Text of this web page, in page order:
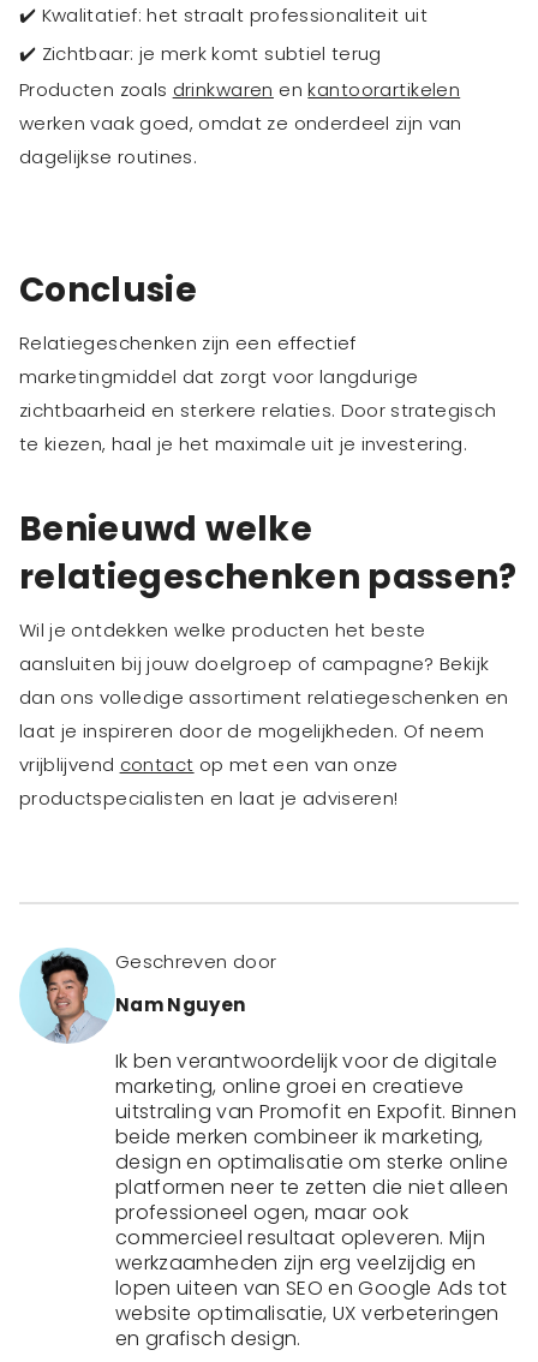
✔️ Kwalitatief: het straalt professionaliteit uit
✔️ Zichtbaar: je merk komt subtiel terug
Producten zoals drinkwaren enkantoorartikelen
werken vaak goed, omdat ze onderdeel zijn van
dagelijkse routines.
Conclusie
Relatiegeschenken zijn een effectief
marketingmiddel dat zorgt voor langdurige
zichtbaarheid en sterkere relaties. Door strategisch
te kiezen, haal je het maximale uit je investering.
Benieuwd welke
relatiegeschenken passen?
Wil je ontdekken welke producten het beste
aansluiten bij jouw doelgroep of campagne? Bekijk
dan ons volledige assortiment relatiegeschenken en
laat je inspireren door de mogelijkheden. Of neem
vrijblijvend contact op met een van onze
productspecialisten en laat je adviseren!
Geschreven door
Nam Nguyen
Ik ben verantwoordelijk voor de digitale
marketing, online groei en creatieve
uitstraling van Promofit en Expofit. Binnen
beide merken combineer ik marketing,
design en optimalisatie om sterke online
platformen neer te zetten die niet alleen
professioneel ogen, maar ook
commercieel resultaat opleveren. Mijn
werkzaamheden zijn erg veelzijdig en
lopen uiteen van SEO en Google Ads tot
website optimalisatie, UX verbeteringen
en grafisch design.